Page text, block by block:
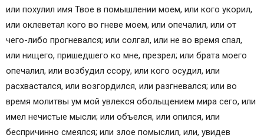
или похулил имя Твое в помышлении моем, или кого укорил,
или оклеветал кого во гневе моем, или опечалил, или от
чего-либо прогневался; или солгал, или не во время спал,
или нищего, пришедшего ко мне, презрел; или брата моего
опечалил, или возбудил ссору, или кого осудил, или
расхвастался, или возгордился, или разгневался; или во
время молитвы ум мой увлекся обольщением мира сего, или
имел нечистые мысли; или объелся, или опился, или
беспричинно смеялся; или злое помыслил, или, увидев